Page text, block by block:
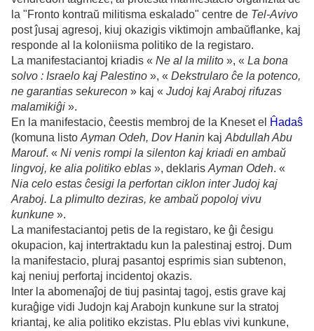
la "Fronto kontraŭ militisma eskalado" centre de Tel-Avivo
post ĵusaj agresoj, kiuj okazigis viktimojn ambaŭflanke, kaj
responde al la koloniisma politiko de la registaro.
La manifestaciantoj kriadis « Ne al la milito », « La bona
solvo : Israelo kaj Palestino », « Dekstrularo ĉe la potenco,
ne garantias sekurecon » kaj « Judoj kaj Araboj rifuzas
malamikiĝi ».
En la manifestacio, ĉeestis membroj de la Kneset el Ĥadaŝ
(komuna listo Ayman Odeh, Dov Hanin kaj Abdullah Abu
Marouf. « Ni venis rompi la silenton kaj kriadi en ambaŭ
lingvoj, ke alia politiko eblas », deklaris Ayman Odeh. «
Nia celo estas ĉesigi la perfortan ciklon inter Judoj kaj
Araboj. La plimulto deziras, ke ambaŭ popoloj vivu
kunkune ».
La manifestaciantoj petis de la registaro, ke ĝi ĉesigu
okupacion, kaj intertraktadu kun la palestinaj estroj. Dum
la manifestacio, pluraj pasantoj esprimis sian subtenon,
kaj neniuj perfortaj incidentoj okazis.
Inter la abomenaĵoj de tiuj pasintaj tagoj, estis grave kaj
kuraĝige vidi Judojn kaj Arabojn kunkune sur la stratoj
kriantaj, ke alia politiko ekzistas. Plu eblas vivi kunkune,